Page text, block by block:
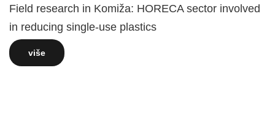
Field research in Komiža: HORECA sector involved
in reducing single-use plastics
više